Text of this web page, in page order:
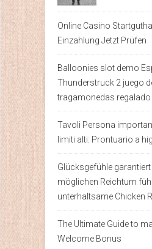
Online Casino
Einzahlung Jetzt Prüfen
Balloonies slot demo
Thunderstruck 2 juego
tragamonedas regalado
Tavoli Persona
limiti alti: Prontuario a
Glücksgefühle garantiert
möglichen Reichtum
unterhaltsame Chicken
The Ultimate Guide to
Welcome Bonus